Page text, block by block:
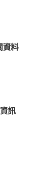
資料
訊